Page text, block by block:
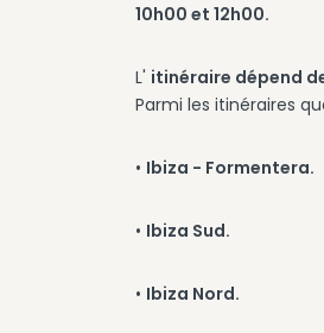
10h00 et 12h00.
L' itinéraire dépend
Parmi les itinéraires
• Ibiza - Formentera.
• Ibiza Sud.
• Ibiza Nord.